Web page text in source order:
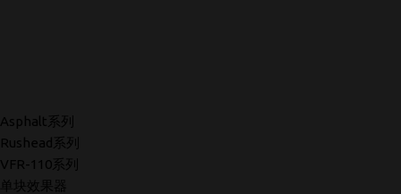
Asphalt系列
Rushead系列
VFR-110系列
单块效果器